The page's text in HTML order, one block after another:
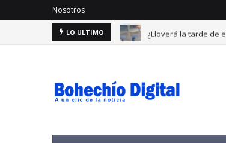
Nosotros
LO ULTIMO ¿Lloverá la tarde de